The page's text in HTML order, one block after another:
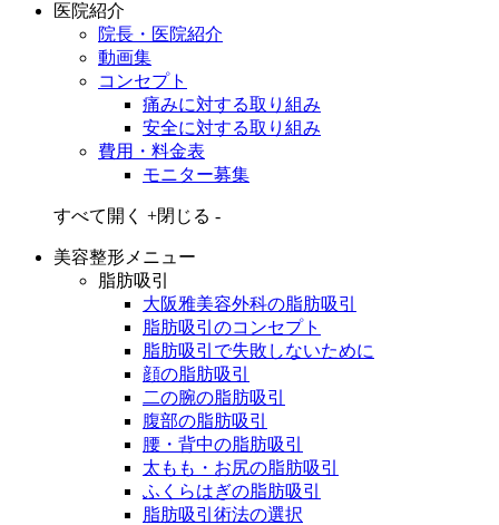
医院紹介
院長・医院紹介
動画集
コンセプト
痛みに対する取り組み
安全に対する取り組み
費用・料金表
モニター募集
すべて開く +閉じる -
美容整形メニュー
脂肪吸引
大阪雅美容外科の脂肪吸引
脂肪吸引のコンセプト
脂肪吸引で失敗しないために
顔の脂肪吸引
二の腕の脂肪吸引
腹部の脂肪吸引
腰・背中の脂肪吸引
太もも・お尻の脂肪吸引
ふくらはぎの脂肪吸引
脂肪吸引術法の選択